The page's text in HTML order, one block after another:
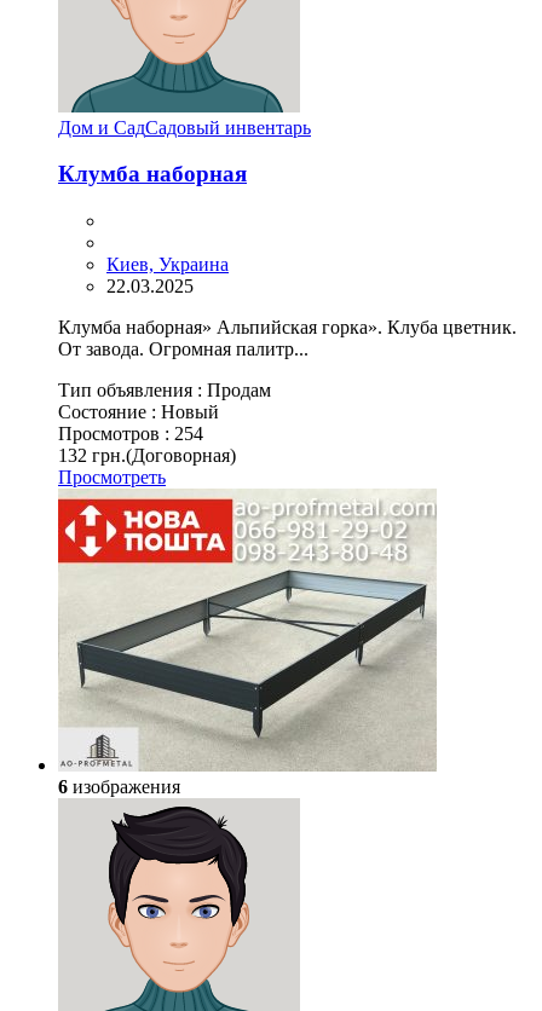
Дом и СадСадовый инвентарь
Клумба наборная
Киев, Украина
22.03.2025
Клумба наборная» Альпийская горка». Клуба цветник.
От завода. Огромная палитр...
Тип объявления : Продам
Состояние : Новый
Просмотров : 254
132 грн.(Договорная)
Просмотреть
6 изображения